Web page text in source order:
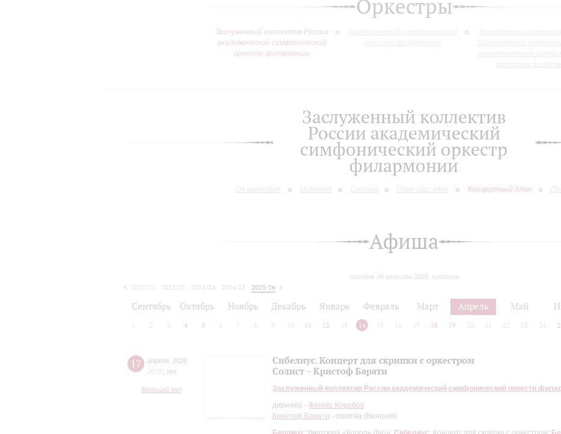
Оркестры
Заслуженный коллектив России
академический симфонический
оркестр филармонии
Заслуженный коллектив
России академический
симфонический оркестр
филармонии
Об оркестре История Состав План рассадки Концертный план
Афиша
сегодня 08 августа 2026, суббота
2021/22 2022/23 2023/24 2024/25
2025/26
Сентябрь Октябрь Ноябрь Декабрь Январь Февраль Март Апрель Май
2 3 4 5 6 7 8 9 10 11 12 13 14 15 16 17 18 19 20 21 22 23 24
17 апреля 2026
20:00 пт
Большой зал
Сибелиус. Концерт для скрипки с оркестром
Солист – Кристоф Барати
Заслуженный коллектив России академический симфонический оркестр
дирижёр - Феликс Коробов
Кристоф Барати - скрипка (Венгрия)